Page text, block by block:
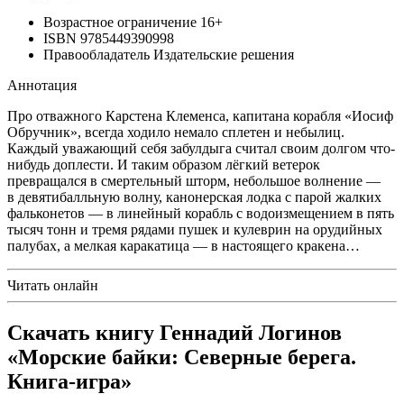
Возрастное ограничение 16+
ISBN 9785449390998
Правообладатель Издательские решения
Аннотация
Про отважного Карстена Клеменса, капитана корабля «Иосиф
Обручник», всегда ходило немало сплетен и небылиц.
Каждый уважающий себя забулдыга считал своим долгом что-
нибудь доплести. И таким образом лёгкий ветерок
превращался в смертельный шторм, небольшое волнение —
в девятибалльную волну, канонерская лодка с парой жалких
фальконетов — в линейный корабль с водоизмещением в пять
тысяч тонн и тремя рядами пушек и кулеврин на орудийных
палубах, а мелкая каракатица — в настоящего кракена…
Читать онлайн
Скачать книгу Геннадий Логинов
«Морские байки: Северные берега.
Книга-игра»